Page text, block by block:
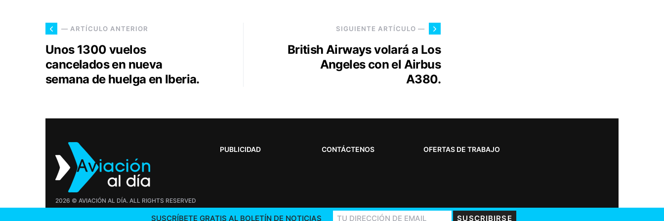
— ARTÍCULO ANTERIOR
Unos 1300 vuelos
cancelados en nueva
semana de huelga en Iberia.
SIGUIENTE ARTÍCULO —
British Airways volará a Los
Angeles con el Airbus
A380.
2026 © AVIACIÓN AL DÍA. ALL RIGHTS RESERVED
PUBLICIDAD CONTÁCTENOS OFERTAS DE TRABAJO
SUSCRÍBETE GRATIS AL BOLETÍN DE NOTICIAS